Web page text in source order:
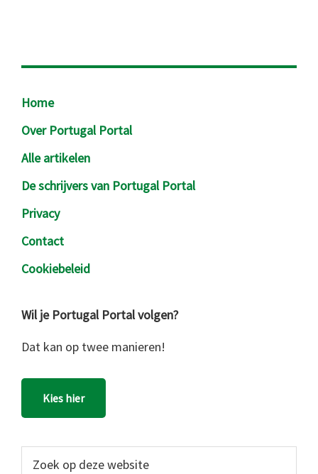
Footer
Home
Over Portugal Portal
Alle artikelen
De schrijvers van Portugal Portal
Privacy
Contact
Cookiebeleid
Wil je Portugal Portal volgen?
Dat kan op twee manieren!
Kies hier